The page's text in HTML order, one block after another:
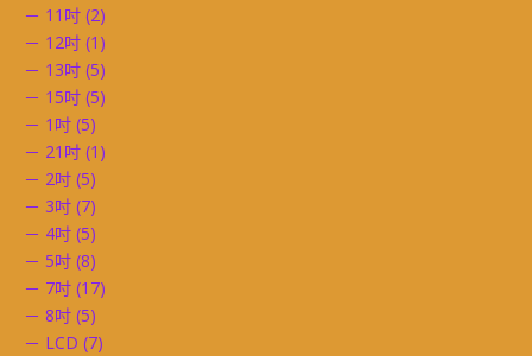
－ 11吋 (2)
－ 12吋 (1)
－ 13吋 (5)
－ 15吋 (5)
－ 1吋 (5)
－ 21吋 (1)
－ 2吋 (5)
－ 3吋 (7)
－ 4吋 (5)
－ 5吋 (8)
－ 7吋 (17)
－ 8吋 (5)
－ LCD (7)